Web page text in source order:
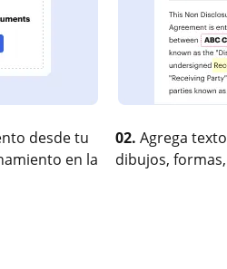
desde tu
en la
02. Agrega
dibujos,